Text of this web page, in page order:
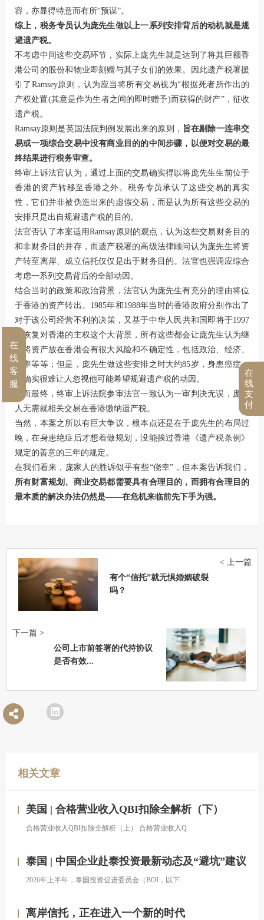
容，亦显得特意而有所“预谋”。
综上，税务专员认为庞先生做以上一系列安排背后的动机就是规
避遗产税。
不考虑中间这些交易环节，实际上庞先生就是达到了将其巨额香
港公司的股份和物业即刻赠与其子女们的效果。因此遗产税署援
引了Ramsey原则，认为应当将所有交易视为“根据死者所作出的
产权处置(其意是作为生者之间的即时赠予)而获得的财产”，征收
遗产税。
Ramsay原则是英国法院判例发展出来的原则， 旨在剔除一连串交
易或一项综合交易中没有商业目的的中间步骤，以便对交易的最
终结果进行税务审查。
终审上诉法官认为，通过上面的交易确实得以将庞先生生前位于
香港的资产转移至香港之外。税务专员承认了这些交易的真实
性，它们并非被伪造出来的虚假交易，而是认为所有这些交易的
安排只是出自规避遗产税的目的。
法官否认了本案适用Ramsay原则的观点，认为这些交易财务目的
和非财务目的并存，而遗产税署的高级法律顾问认为庞先生将资
产转至离岸、成立信托仅仅是出于财务目的。法官也强调应综合
考虑一系列交易背后的全部动因。
结合当时的政策和政治背景，法官认为庞先生有充分的理由将位
于香港的资产转出。1985年和1988年当时的香港政府分别作出了
对于该公司经营不利的决策，又基于中华人民共和国即将于1997
年恢复对香港的主权这个大背景，所有这些都会让庞先生认为继
续将资产放在香港会有很大风险和不确定性，包括政治、经济、
汇率等等；但是，庞先生做这些安排之时大约85岁，身患癌症，
也确实很难让人忽视他可能希望规避遗产税的动因。
然而最终，终审上诉法院参审法官一致认为一审判决无误，庞家
人无需就相关交易在香港缴纳遗产税。
当然，本案之所以有巨大争议，根本点还是在于庞先生的布局过
晚，在身患绝症后才想着做规划，没能挨过香港《遗产税条例》
规定的善意的三年的规定。
在我们看来，庞家人的胜诉似乎有些“侥幸”，但本案告诉我们，
所有财富规划、商业交易都需要具有合理目的，而拥有合理目的
最本质的解决办法仍然是——在危机来临前先下手为强。
有个“信托”就无惧婚姻破裂
吗？
< 上一篇
公司上市前签署的代持协议
是否有效...
下一篇 >
相关文章
美国 | 合格营业收入QBI扣除全解析（下）
合格营业收入QBI扣除全解析（上） 合格营业收入Q
泰国 | 中国企业赴泰投资最新动态及“避坑”建议
2026年上半年，泰国投资促进委员会（BOI，以下
离岸信托，正在进入一个新的时代
在
线
客
服
在
线
支
付